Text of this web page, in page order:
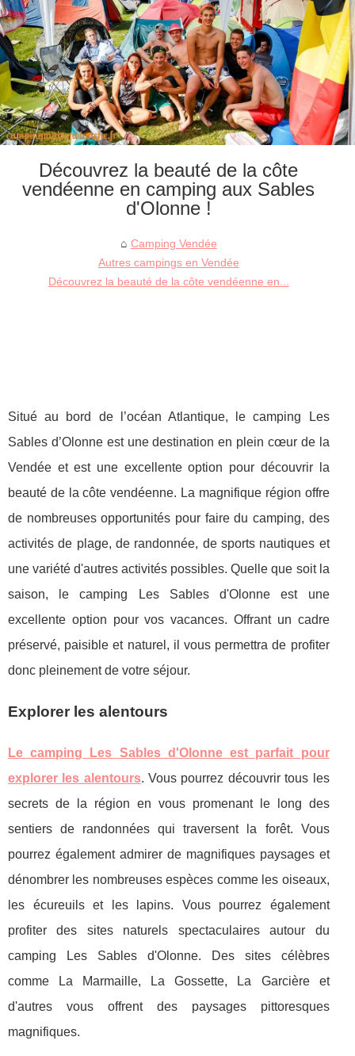
Découvrez la beauté de la côte
vendéenne en camping aux Sables
d'Olonne !
Camping Vendée
Autres campings en Vendée
Découvrez la beauté de la côte vendéenne en...
Situé au bord de l’océan Atlantique, le camping Les
Sables d’Olonne est une destination en plein cœur de la
Vendée et est une excellente option pour découvrir la
beauté de la côte vendéenne. La magnifique région offre
de nombreuses opportunités pour faire du camping, des
activités de plage, de randonnée, de sports nautiques et
une variété d'autres activités possibles. Quelle que soit la
saison, le camping Les Sables d'Olonne est une
excellente option pour vos vacances. Offrant un cadre
préservé, paisible et naturel, il vous permettra de profiter
donc pleinement de votre séjour.
Explorer les alentours
Le camping Les Sables d'Olonne est parfait pour
explorer les alentours. Vous pourrez découvrir tous les
secrets de la région en vous promenant le long des
sentiers de randonnées qui traversent la forêt. Vous
pourrez également admirer de magnifiques paysages et
dénombrer les nombreuses espèces comme les oiseaux,
les écureuils et les lapins. Vous pourrez également
profiter des sites naturels spectaculaires autour du
camping Les Sables d'Olonne. Des sites célèbres
comme La Marmaille, La Gossette, La Garcière et
d'autres vous offrent des paysages pittoresques
magnifiques.